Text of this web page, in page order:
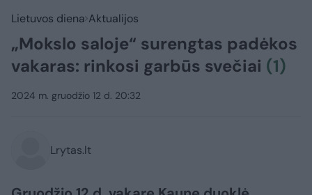
Lietuvos diena Aktualijos
„Mokslo saloje“ surengtas padėkos
vakaras: rinkosi garbūs svečiai (1)
2024 m. gruodžio 12 d. 20:32
Lrytas.lt